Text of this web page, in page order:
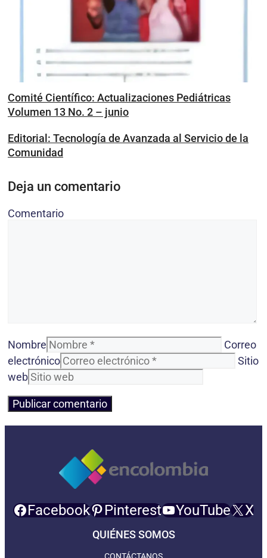
Comité Científico: Actualizaciones Pediátricas
Volumen 13 No. 2 – junio
Editorial: Tecnología de Avanzada al Servicio de la
Comunidad
Deja un comentario
Comentario
Nombre
Correo
electrónico
Sitio
web
Facebook Pinterest YouTube X
QUIÉNES SOMOS
CONTÁCTANOS